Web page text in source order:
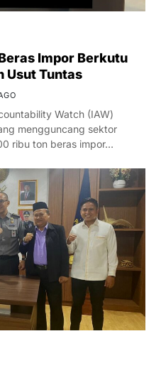
Impor Berkutu
Usut Tuntas
Watch (IAW)
mengguncang sektor
ribu ton beras impor…